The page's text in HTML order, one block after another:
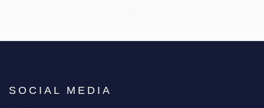
SOCIAL MEDIA